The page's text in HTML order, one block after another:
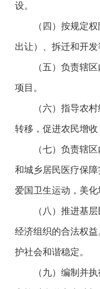
设。
（四）按规定
出让）、拆迁和开
（五）负责辖
项目。
（六）指导农
转移，促进农民增
（七）负责辖
和城乡居民医疗保
爱国卫生运动，美
（八）推进基
经济组织的合法权
护社会和谐稳定。
（九）编制并